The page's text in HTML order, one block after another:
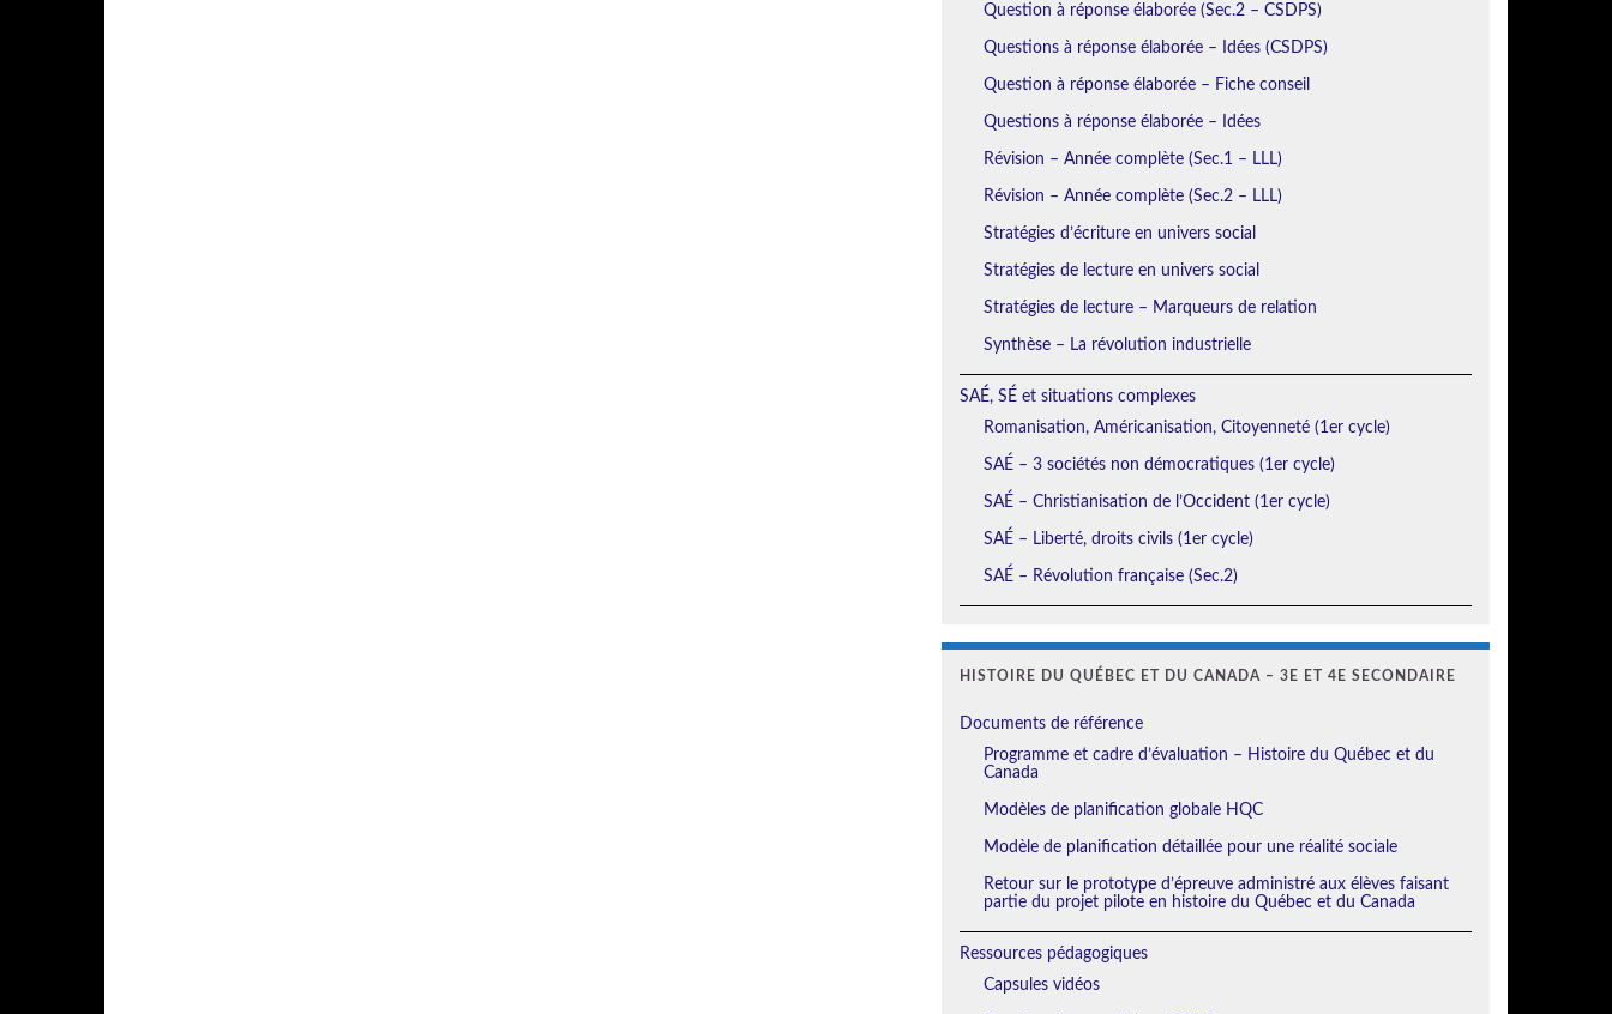
Question à réponse élaborée (Sec.2 – CSDPS)
Questions à réponse élaborée – Idées (CSDPS)
Question à réponse élaborée – Fiche conseil
Questions à réponse élaborée – Idées
Révision – Année complète (Sec.1 – LLL)
Révision – Année complète (Sec.2 – LLL)
Stratégies d’écriture en univers social
Stratégies de lecture en univers social
Stratégies de lecture – Marqueurs de relation
Synthèse – La révolution industrielle
SAÉ, SÉ et situations complexes
Romanisation, Américanisation, Citoyenneté (1er cycle)
SAÉ – 3 sociétés non démocratiques (1er cycle)
SAÉ – Christianisation de l’Occident (1er cycle)
SAÉ – Liberté, droits civils (1er cycle)
SAÉ – Révolution française (Sec.2)
HISTOIRE DU QUÉBEC ET DU CANADA – 3E ET 4E SECONDAIRE
Documents de référence
Programme et cadre d’évaluation – Histoire du Québec et du
Canada
Modèles de planification globale HQC
Modèle de planification détaillée pour une réalité sociale
Retour sur le prototype d’épreuve administré aux élèves faisant
partie du projet pilote en histoire du Québec et du Canada
Ressources pédagogiques
Capsules vidéos